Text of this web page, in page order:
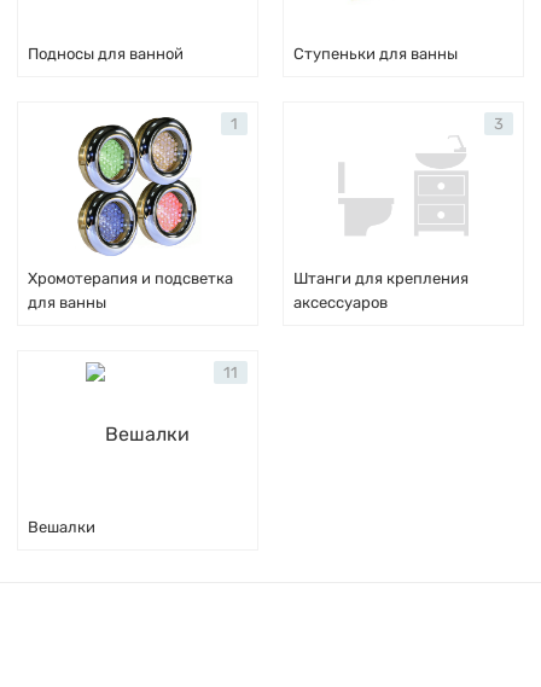
Подносы для ванной Ступеньки для ванны
Хромотерапия и подсветка
для ванны
1
Штанги для крепления
аксессуаров
3
Вешалки
11